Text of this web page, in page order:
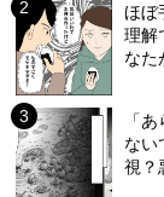
ほぼ
理解
なた
「
な
視？